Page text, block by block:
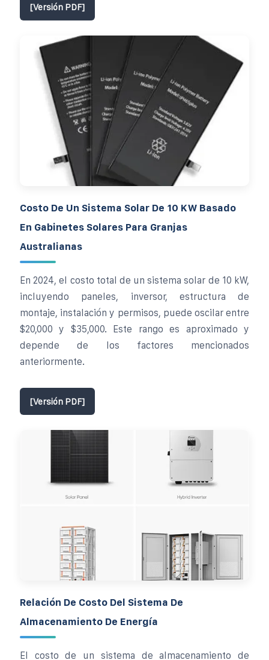
[Versión PDF]
Costo De Un Sistema Solar De 10 KW Basado
En Gabinetes Solares Para Granjas
Australianas
En 2024, el costo total de un sistema solar de 10 kW,
incluyendo paneles, inversor, estructura de
montaje, instalación y permisos, puede oscilar entre
$20,000 y $35,000. Este rango es aproximado y
depende de los factores mencionados
anteriormente.
[Versión PDF]
Relación De Costo Del Sistema De
Almacenamiento De Energía
El costo de un sistema de almacenamiento de